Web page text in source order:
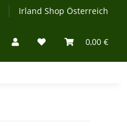
Irland Shop Österreich
0,00 €